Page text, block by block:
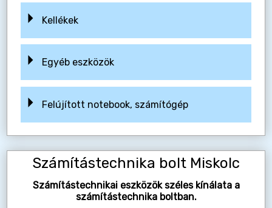
Kellékek
Egyéb eszközök
Felújított notebook, számítógép
Számítástechnika bolt Miskolc
Számítástechnikai eszközök széles kínálata a
számítástechnika boltban.